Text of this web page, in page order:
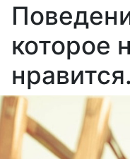
которое